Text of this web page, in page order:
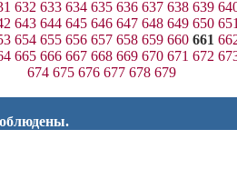
632 633 634 635 636 637 638 639
643 644 645 646 647 648 649 650
654 655 656 657 658 659 660 661
665 666 667 668 669 670 671 672
674 675 676 677 678 679